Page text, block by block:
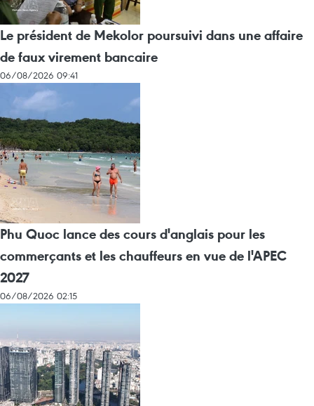
Le président de Mekolor poursuivi dans une affaire
de faux virement bancaire
06/08/2026 09:41
Phu Quoc lance des cours d'anglais pour les
commerçants et les chauffeurs en vue de l'APEC
2027
06/08/2026 02:15